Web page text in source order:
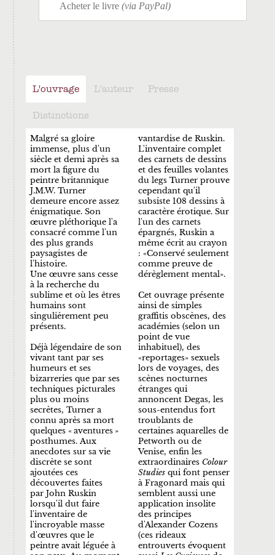
L'ouvrage L'auteur Presse
Distinctions
Malgré sa gloire
immense, plus d'un
siècle et demi après sa
mort la figure du
peintre britannique
J.M.W. Turner
demeure encore assez
énigmatique. Son
œuvre pléthorique l'a
consacré comme l'un
des plus grands
paysagistes de
l'histoire.
Une œuvre sans cesse
à la recherche du
sublime et où les êtres
humains sont
singulièrement peu
présents.
Déjà légendaire de son
vivant tant par ses
humeurs et ses
bizarreries que par ses
techniques picturales
plus ou moins
secrètes, Turner a
connu après sa mort
quelques « aventures »
posthumes. Aux
anecdotes sur sa vie
discrète se sont
ajoutées ces
découvertes faites
par John Ruskin
lorsqu'il dut faire
l'inventaire de
l'incroyable masse
d'œuvres que le
peintre avait léguée à
vantardise de Ruskin.
L'inventaire complet
des carnets de dessins
et des feuilles volantes
du legs Turner prouve
cependant qu'il
subsiste 108 dessins à
caractère érotique. Sur
l'un des carnets
épargnés, Ruskin a
même écrit au crayon
: «Conservé seulement
comme preuve de
dérèglement mental».
Cet ouvrage présente
ainsi de simples
graffitis obscènes, des
académies (selon un
point de vue
inhabituel), des
«reportages» sexuels
lors de voyages, des
scènes nocturnes
étranges qui
annoncent Degas, les
sous-entendus fort
troublants de
certaines aquarelles de
Petworth ou de
Venise, enfin les
extraordinaires Colour
Studiesqui font penser
à Fragonard mais qui
semblent aussi une
application insolite
des principes
d'Alexander Cozens
(ces rideaux
entrouverts évoquent